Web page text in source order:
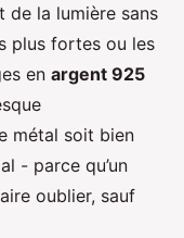
de la lumière sans
plus fortes ou les
en argent 925
métal soit bien
- parce qu’un
oublier, sauf